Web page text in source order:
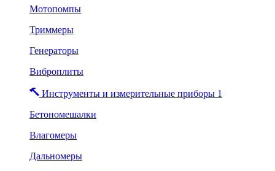
Мотопомпы
Триммеры
Генераторы
Виброплиты
Инструменты и измерительные приборы 1
Бетономешалки
Влагомеры
Дальномеры